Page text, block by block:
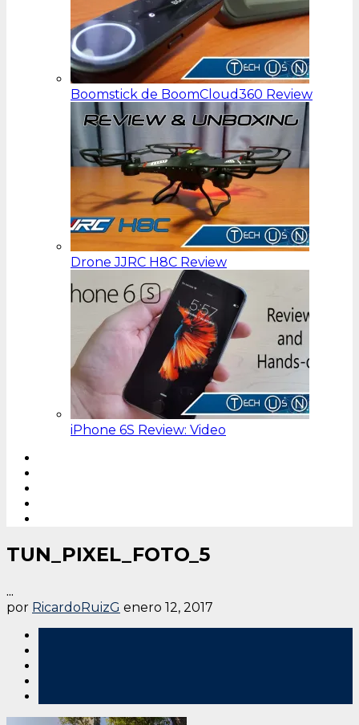
Boomstick de BoomCloud360 Review
Drone JJRC H8C Review
iPhone 6S Review: Video
TUN_PIXEL_FOTO_5
...
por RicardoRuizG enero 12, 2017